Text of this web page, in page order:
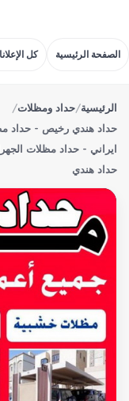
الصفحة الرئيسية كل
الرئيسية/حداد ومظلات/
ايراني - حداد مظلات
حداد هندي